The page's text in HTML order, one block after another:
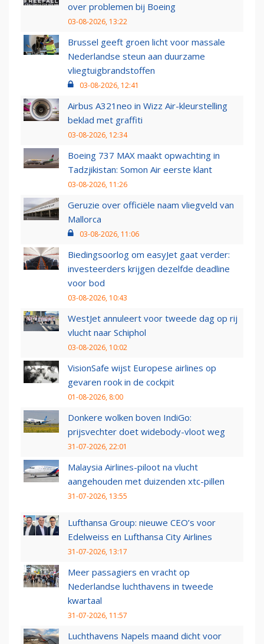
over problemen bij Boeing
03-08-2026, 13:22
Brussel geeft groen licht voor massale
Nederlandse steun aan duurzame
vliegtuigbrandstoffen
03-08-2026, 12:41
Airbus A321neo in Wizz Air-kleurstelling
beklad met graffiti
03-08-2026, 12:34
Boeing 737 MAX maakt opwachting in
Tadzjikistan: Somon Air eerste klant
03-08-2026, 11:26
Geruzie over officiële naam vliegveld van
Mallorca
03-08-2026, 11:06
Biedingsoorlog om easyJet gaat verder:
investeerders krijgen dezelfde deadline
voor bod
03-08-2026, 10:43
WestJet annuleert voor tweede dag op rij
vlucht naar Schiphol
03-08-2026, 10:02
VisionSafe wijst Europese airlines op
gevaren rook in de cockpit
01-08-2026, 8:00
Donkere wolken boven IndiGo:
prijsvechter doet widebody-vloot weg
31-07-2026, 22:01
Malaysia Airlines-piloot na vlucht
aangehouden met duizenden xtc-pillen
31-07-2026, 13:55
Lufthansa Group: nieuwe CEO’s voor
Edelweiss en Lufthansa City Airlines
31-07-2026, 13:17
Meer passagiers en vracht op
Nederlandse luchthavens in tweede
kwartaal
31-07-2026, 11:57
Luchthavens Napels maand dicht voor